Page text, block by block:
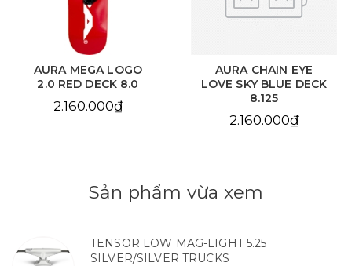
AURA MEGA LOGO
2.0 RED DECK 8.0
2.160.000₫
AURA CHAIN EYE
LOVE SKY BLUE DECK
8.125
2.160.000₫
Sản phẩm vừa xem
TENSOR LOW MAG-LIGHT 5.25
SILVER/SILVER TRUCKS